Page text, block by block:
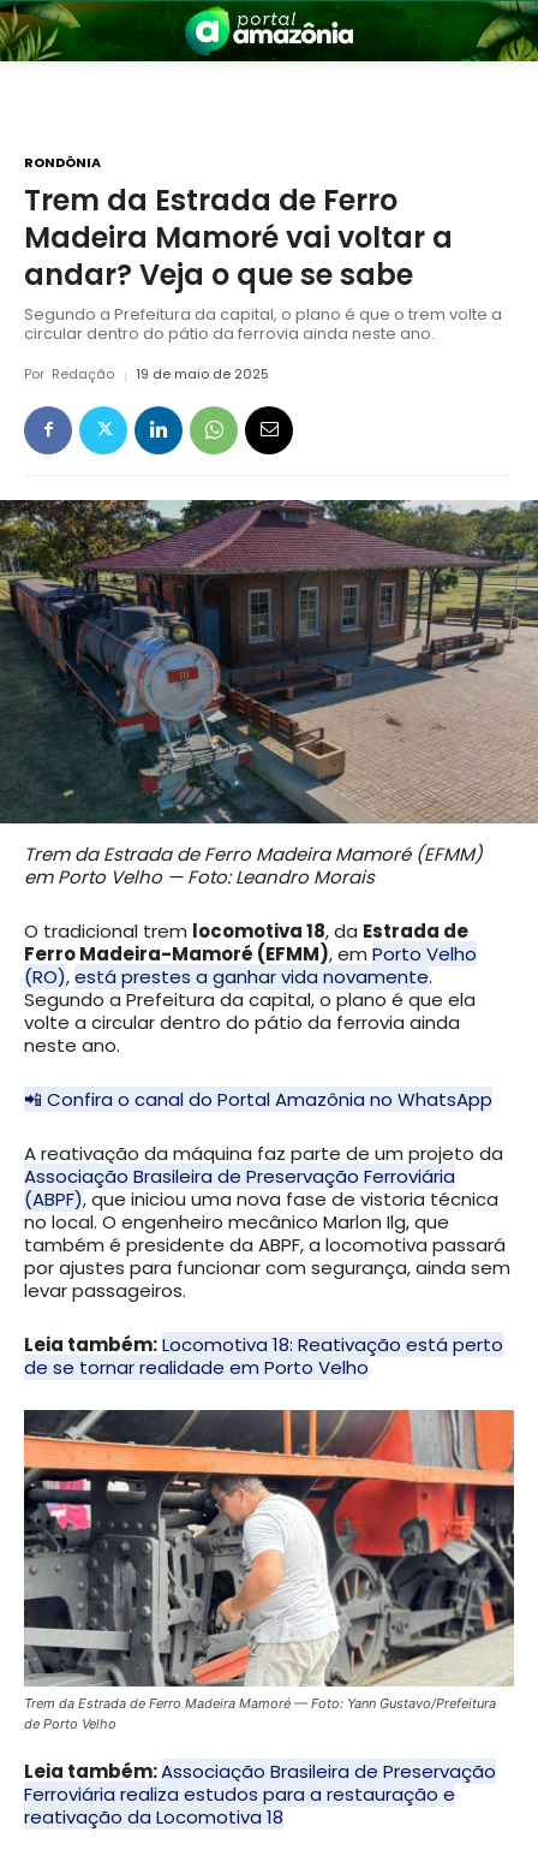
RONDÔNIA
Trem da Estrada de Ferro
Madeira Mamoré vai voltar a
andar? Veja o que se sabe
Segundo a Prefeitura da capital, o plano é que o trem volte a
circular dentro do pátio da ferrovia ainda neste ano.
Por Redação 19 de maio de 2025
Trem da Estrada de Ferro Madeira Mamoré (EFMM)
em Porto Velho — Foto: Leandro Morais
O tradicional trem locomotiva 18, da Estrada de
Ferro Madeira-Mamoré (EFMM), em Porto Velho
(RO),está prestes a ganhar vida novamente.
Segundo a Prefeitura da capital, o plano é que ela
volte a circular dentro do pátio da ferrovia ainda
neste ano.
📲 Confira o canal do Portal Amazônia no WhatsApp
A reativação da máquina faz parte de um projeto da
Associação Brasileira de Preservação Ferroviária
(ABPF), que iniciou uma nova fase de vistoria técnica
no local. O engenheiro mecânico Marlon Ilg, que
também é presidente da ABPF, a locomotiva passará
por ajustes para funcionar com segurança, ainda sem
levar passageiros.
Leia também:Locomotiva 18: Reativação está perto
de se tornar realidade em Porto Velho
Trem da Estrada de Ferro Madeira Mamoré — Foto: Yann Gustavo/Prefeitura
de Porto Velho
Leia também:Associação Brasileira de Preservação
Ferroviária realiza estudos para a restauração e
reativação da Locomotiva 18